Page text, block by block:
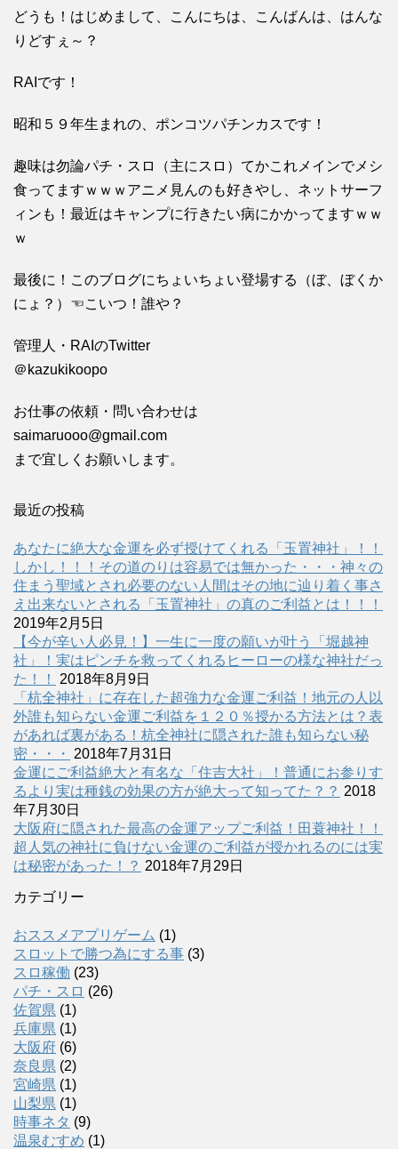
どうも！はじめまして、こんにちは、こんばんは、はんな
りどすぇ～？
RAIです！
昭和５９年生まれの、ポンコツパチンカスです！
趣味は勿論パチ・スロ（主にスロ）てかこれメインでメシ
食ってますｗｗｗアニメ見んのも好きやし、ネットサーフ
ィンも！最近はキャンプに行きたい病にかかってますｗｗ
ｗ
最後に！このブログにちょいちょい登場する（ぼ、ぼくか
にょ？）☜こいつ！誰や？
管理人・RAIのTwitter
＠kazukikoopo
お仕事の依頼・問い合わせは
saimaruooo@gmail.com
まで宜しくお願いします。
最近の投稿
あなたに絶大な金運を必ず授けてくれる「玉置神社」！！
しかし！！！その道のりは容易では無かった・・・神々の
住まう聖域とされ必要のない人間はその地に辿り着く事さ
え出来ないとされる「玉置神社」の真のご利益とは！！！
2019年2月5日
【今が辛い人必見！】一生に一度の願いが叶う「堀越神
社」！実はピンチを救ってくれるヒーローの様な神社だっ
た！！
2018年8月9日
「杭全神社」に存在した超強力な金運ご利益！地元の人以
外誰も知らない金運ご利益を１２０％授かる方法とは？表
があれば裏がある！杭全神社に隠された誰も知らない秘
密・・・
2018年7月31日
金運にご利益絶大と有名な「住吉大社」！普通にお参りす
るより実は種銭の効果の方が絶大って知ってた？？ 2018
年7月30日
大阪府に隠された最高の金運アップご利益！田蓑神社！！
超人気の神社に負けない金運のご利益が授かれるのには実
は秘密があった！？ 2018年7月29日
カテゴリー
おススメアプリゲーム (1)
スロットで勝つ為にする事 (3)
スロ稼働 (23)
パチ・スロ (26)
佐賀県 (1)
兵庫県 (1)
大阪府 (6)
奈良県 (2)
宮崎県 (1)
山梨県 (1)
時事ネタ (9)
温泉むすめ (1)